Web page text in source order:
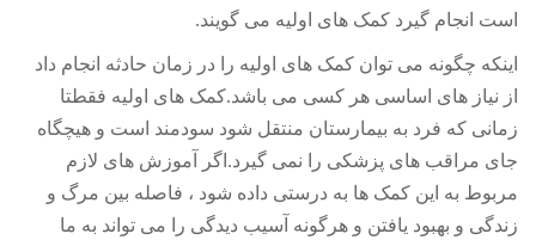
است انجام گیرد کمک های اولیه می گویند.
اینکه چگونه می توان کمک های اولیه را در زمان حادثه انجام داد
از نیاز های اساسی هر کسی می باشد.کمک های اولیه فقطتا
زمانی که فرد به بیمارستان منتقل شود سودمند است و هیچگاه
جای مراقب های پزشکی را نمی گیرد.اگر آموزش های لازم
مربوط به این کمک ها به درستی داده شود ، فاصله بین مرگ و
زندگی و بهبود یافتن و هرگونه آسیب دیدگی را می تواند به ما